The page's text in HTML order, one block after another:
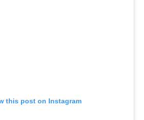
this post on Instagram